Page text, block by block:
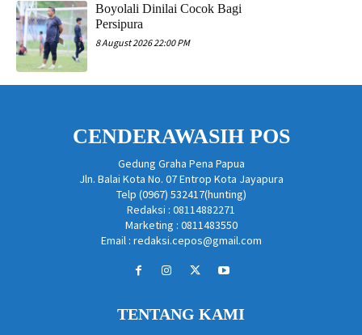
Boyolali Dinilai Cocok Bagi
Persipura
8 August 2026 22:00 PM
CENDERAWASIH POS
Gedung Graha Pena Papua
Jln. Balai Kota No. 07 Entrop Kota Jayapura
Telp (0967) 532417(hunting)
Redaksi : 08114882271
Marketing : 0811483550
Email : redaksi.cepos@gmail.com
TENTANG KAMI